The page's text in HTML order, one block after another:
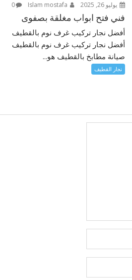
يوليو 26, 2025 0
فني فتح ابواب مغلقة بصفوى
أفضل نجار تركيب غرف نوم بالقطيف
أفضل نجار تركيب غرف نوم بالقطيف
صيانة مطابخ بالقطيف هو...
نجار القطيف